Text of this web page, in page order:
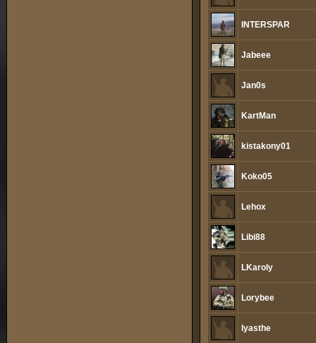
INTERSPAR
Jabeee
Jan0s
KartMan
kistakony01
Koko05
Lehox
Libi88
LKaroly
Lorybee
lyasthe